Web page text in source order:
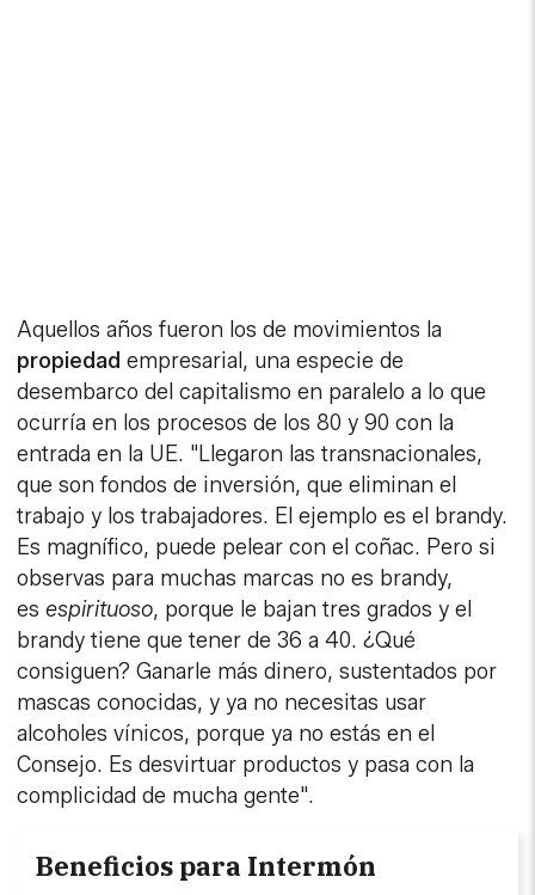
Aquellos años fueron los de movimientos la
propiedadempresarial, una especie de
desembarco del capitalismo en paralelo a lo que
ocurría en los procesos de los 80 y 90 con la
entrada en la UE. "Llegaron las transnacionales,
que son fondos de inversión, que eliminan el
trabajo y los trabajadores. El ejemplo es el brandy.
Es magnífico, puede pelear con el coñac. Pero si
observas para muchas marcas no es brandy,
esespirituoso, porque le bajan tres grados y el
brandy tiene que tener de 36 a 40. ¿Qué
consiguen? Ganarle más dinero, sustentados por
mascas conocidas, y ya no necesitas usar
alcoholes vínicos, porque ya no estás en el
Consejo. Es desvirtuar productos y pasa con la
complicidad de mucha gente".
Beneficios para Intermón